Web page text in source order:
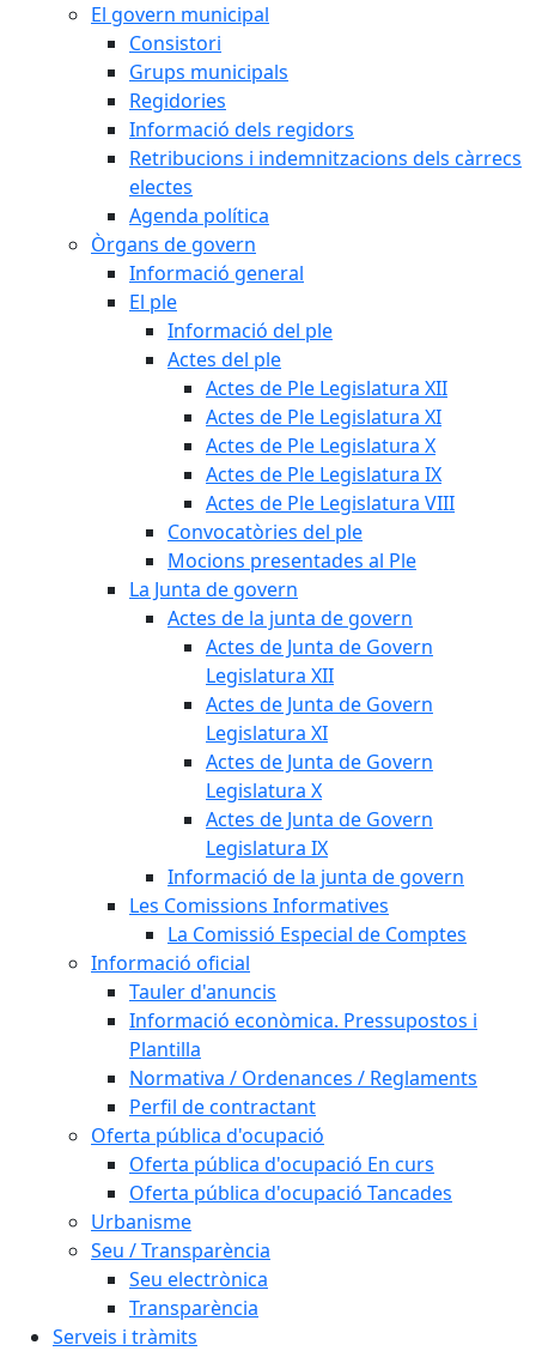
El govern municipal
Consistori
Grups municipals
Regidories
Informació dels regidors
Retribucions i indemnitzacions dels càrrecs
electes
Agenda política
Òrgans de govern
Informació general
El ple
Informació del ple
Actes del ple
Actes de Ple Legislatura XII
Actes de Ple Legislatura XI
Actes de Ple Legislatura X
Actes de Ple Legislatura IX
Actes de Ple Legislatura VIII
Convocatòries del ple
Mocions presentades al Ple
La Junta de govern
Actes de la junta de govern
Actes de Junta de Govern
Legislatura XII
Actes de Junta de Govern
Legislatura XI
Actes de Junta de Govern
Legislatura X
Actes de Junta de Govern
Legislatura IX
Informació de la junta de govern
Les Comissions Informatives
La Comissió Especial de Comptes
Informació oficial
Tauler d'anuncis
Informació econòmica. Pressupostos i
Plantilla
Normativa / Ordenances / Reglaments
Perfil de contractant
Oferta pública d'ocupació
Oferta pública d'ocupació En curs
Oferta pública d'ocupació Tancades
Urbanisme
Seu / Transparència
Seu electrònica
Transparència
Serveis i tràmits